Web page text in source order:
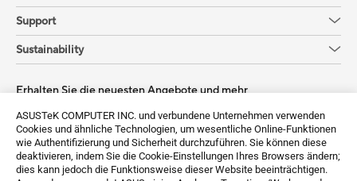
ASUSTeK COMPUTER INC. und verbundene Unternehmen verwenden
Cookies und ähnliche Technologien, um wesentliche Online-Funktionen
wie Authentifizierung und Sicherheit durchzuführen. Sie können diese
deaktivieren, indem Sie die Cookie-Einstellungen Ihres Browsers ändern;
dies kann jedoch die Funktionsweise dieser Website beeinträchtigen.
Support
Sustainability
Erhalten Sie die neuesten Angebote und mehr
Sign up